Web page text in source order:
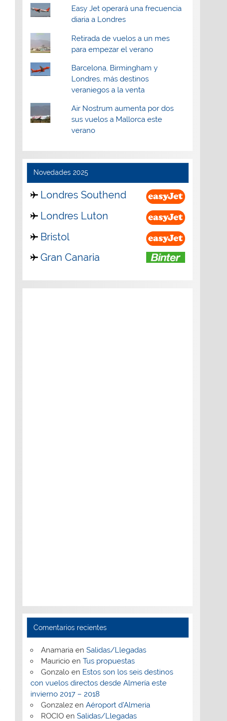
Easy Jet operará una frecuencia
diaria a Londres
Retirada de vuelos a un mes
para empezar el verano
Barcelona, Birmingham y
Londres, más destinos
veraniegos a la venta
Air Nostrum aumenta por dos
sus vuelos a Mallorca este
verano
Novedades 2025
Londres Southend
Londres Luton
Bristol
Gran Canaria
Comentarios recientes
Anamariaen Salidas/Llegadas
Mauricioen Tus propuestas
Gonzaloen Estos son los seis destinos
con vuelos directos desde Almería este
invierno 2017 – 2018
Gonzalezen Aéroport d’Almeria
ROCIOen Salidas/Llegadas